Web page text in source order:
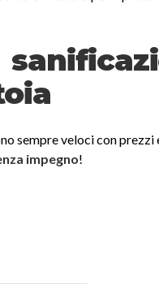
sempre veloci con prezzi
impegno!